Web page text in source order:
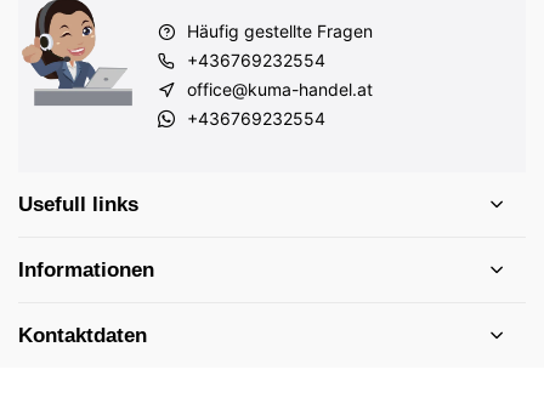
Häufig gestellte Fragen
+436769232554
office@kuma-handel.at
+436769232554
Usefull links
Informationen
Kontaktdaten